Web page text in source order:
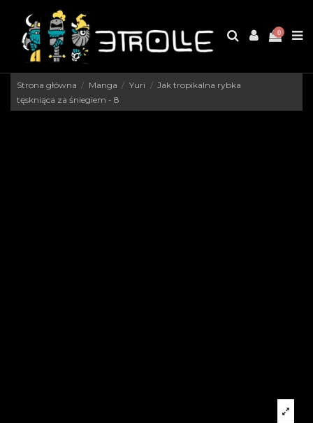
0
Strona główna Manga Yuri
Jak tropikalna rybka
tęskniąca za śniegiem - 8